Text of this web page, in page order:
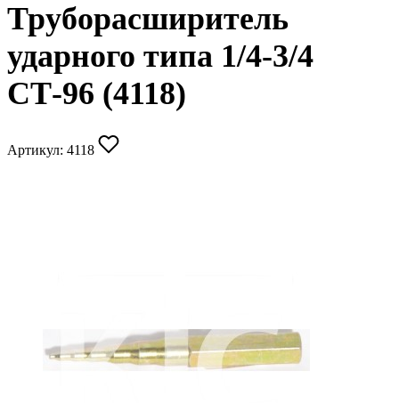
Труборасширитель
ударного типа 1/4-3/4
СТ-96 (4118)
Артикул: 4118